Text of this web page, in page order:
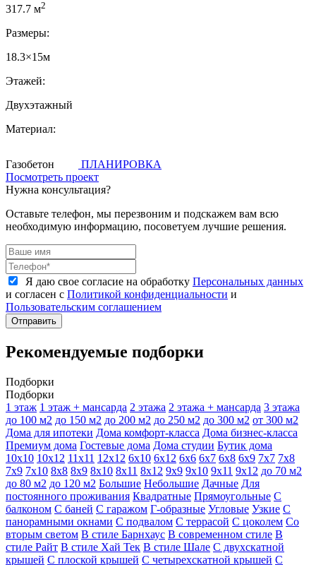
317.7 м2
Размеры:
18.3×15м
Этажей:
Двухэтажный
Материал:
Газобетон
ПЛАНИРОВКА
Посмотреть проект
Нужна консультация?
Оставьте телефон, мы перезвоним и подскажем вам всю
необходимую информацию, посоветуем лучшие решения.
Я даю свое согласие на обработку Персональных данных
и согласен с Политикой конфиденциальности и
Пользовательским соглашением
Отправить
Рекомендуемые подборки
Подборки
Подборки
1 этаж 1 этаж + мансарда 2 этажа 2 этажа + мансарда 3 этажа
до 100 м2 до 150 м2 до 200 м2 до 250 м2 до 300 м2 от 300 м2
Дома для ипотеки Дома комфорт-класса Дома бизнес-класса
Премиум дома Гостевые дома Дома студии Бутик дома
10х10 10х12 11х11 12х12 6х10 6х12 6х6 6х7 6х8 6х9 7х7 7х8
7х9 7х10 8х8 8х9 8х10 8х11 8х12 9х9 9х10 9х11 9х12 до 70 м2
до 80 м2 до 120 м2 Большие Небольшие Дачные Для
постоянного проживания Квадратные Прямоугольные С
балконом С баней С гаражом Г-образные Угловые Узкие С
панорамными окнами С подвалом С террасой С цоколем Со
вторым светом В стиле Барнхаус В современном стиле В
стиле Райт В стиле Хай Тек В стиле Шале С двухскатной
крышей С плоской крышей С четырехскатной крышей С